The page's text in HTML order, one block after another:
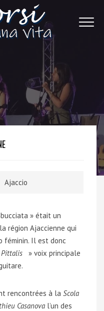
Ajaccio
» était un
région Ajaccienne qui
féminin. Il est donc
» voix principale
rencontrées à la Scola
Casanova l’un des